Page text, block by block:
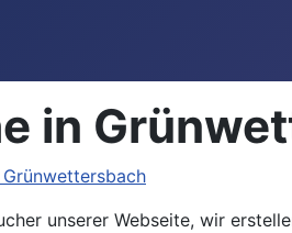
in
unserer Webseite, wir